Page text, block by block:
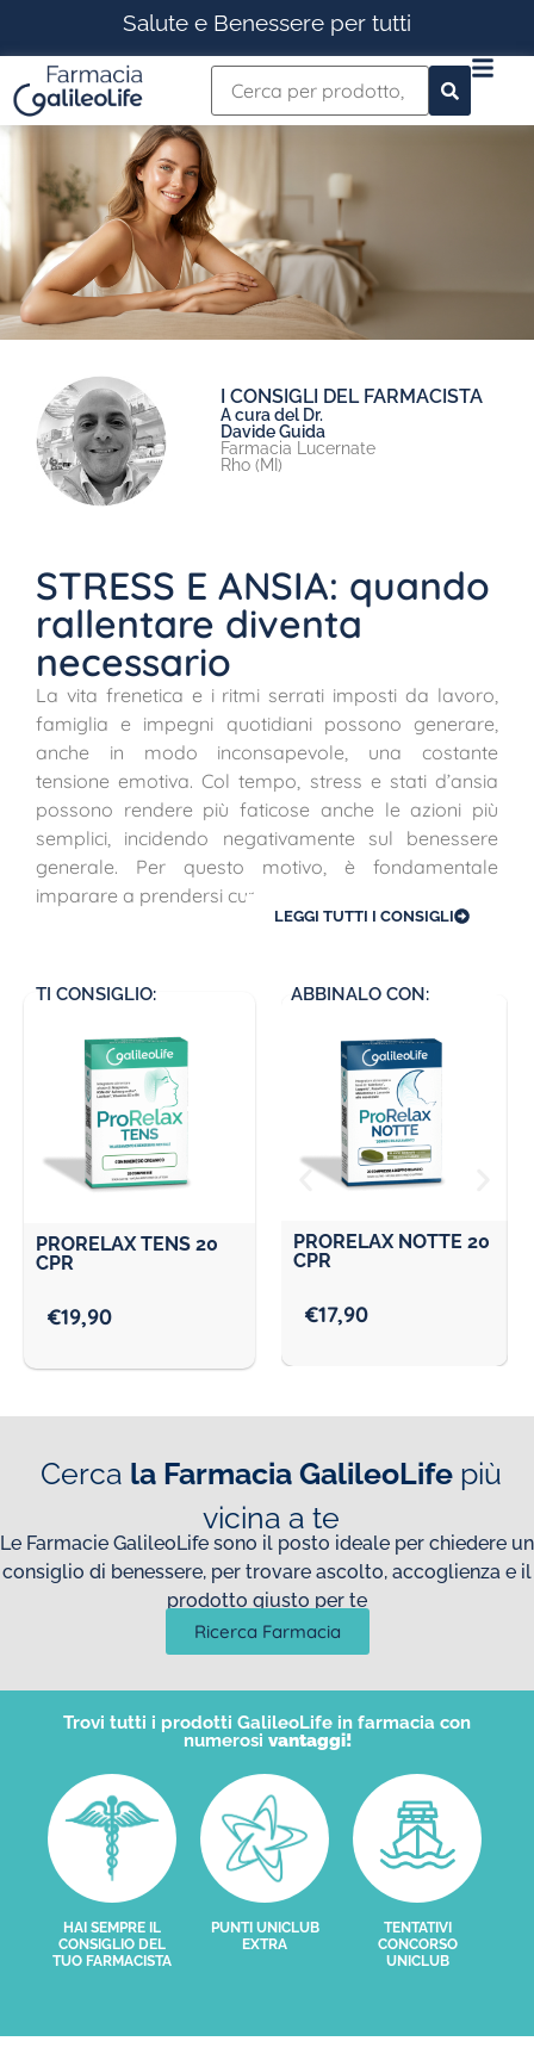
Salute e Benessere per tutti
Nuovi prodotti e consigli
su InfoFarma EstateI CONSIGLI DEL FARMACISTA
A cura del Dr.
Davide Guida
Farmacia Lucernate
Rho (MI)
STRESS E ANSIA: quando
rallentare diventa
necessario
La vita frenetica e i ritmi serrati imposti da lavoro,
famiglia e impegni quotidiani possono generare,
anche in modo inconsapevole, una costante
tensione emotiva. Col tempo, stress e stati d’ansia
possono rendere più faticose anche le azioni più
semplici, incidendo negativamente sul benessere
generale. Per questo motivo, è fondamentale
imparare a prendersi cura di sé, […]
CONTINUA A LEGGERE
LEGGI TUTTI I CONSIGLI
TI CONSIGLIO:
PRORELAX TENS 20
CPR
€19,90
ABBINALO CON:
PRORELAX NOTTE 20
CPR
€17,90
Cerca la Farmacia GalileoLifepiù
vicina a te
Le Farmacie GalileoLife sono il posto ideale per chiedere un
consiglio di benessere, per trovare ascolto, accoglienza e il
prodotto giusto per te
Ricerca Farmacia
Trovi tutti i prodotti GalileoLife in farmacia con
numerosi vantaggi!
HAI SEMPRE IL
CONSIGLIO DEL
TUO FARMACISTA
PUNTI UNICLUB
EXTRA
TENTATIVI
CONCORSO
UNICLUB